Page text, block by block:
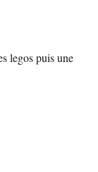
legos puis une